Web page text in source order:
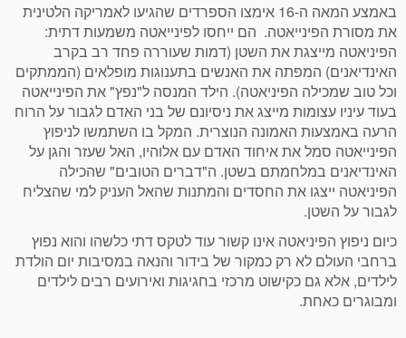
באמצע המאה ה-16 אימצו הספרדים שהגיעו לאמריקה הלטינית
את מסורת הפינייאטה. הם ייחסו לפינייאטה משמעות דתית:
הפיניאטה מייצגת את השטן (דמות שעוררה פחד רב בקרב
האינדיאנים) המפתה את האנשים בתענוגות מופלאים (הממתקים
וכל טוב שמכילה הפיניאטה). הילד המנסה ל"נפץ" את הפינייאטה
בעוד עיניו עצומות מייצג את ניסיונם של בני האדם לגבור על הרוח
הרעה באמצעות האמונה הנוצרית. המקל בו השתמשו לניפוץ
הפינייאטה סמל את איחוד האדם עם אלוהיו, האל שעזר והגן על
האינדיאנים במלחמתם בשטן. ה"דברים הטובים" שהכילה
הפיניאטה ייצגו את החסדים והמתנות שהאל העניק למי שהצליח
לגבור על השטן.
כיום ניפוץ הפיניאטה אינו קשור עוד לטקס דתי כלשהו והוא נפוץ
ברחבי העולם לא רק כמקור של בידור והנאה במסיבות יום הולדת
לילדים, אלא גם כקישוט מרכזי בחגיגות ואירועים רבים לילדים
ומבוגרים כאחת.